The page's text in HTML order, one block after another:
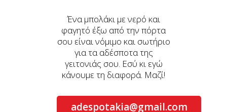
Ένα μπολάκι με νερό και
φαγητό έξω από την πόρτα
σου είναι νόμιμο και σωτήριο
για τα αδέσποτα της
γειτονιάς σου. Εσύ κι εγώ
κάνουμε τη διαφορά. Μαζί!
adespotakia@gmail.com